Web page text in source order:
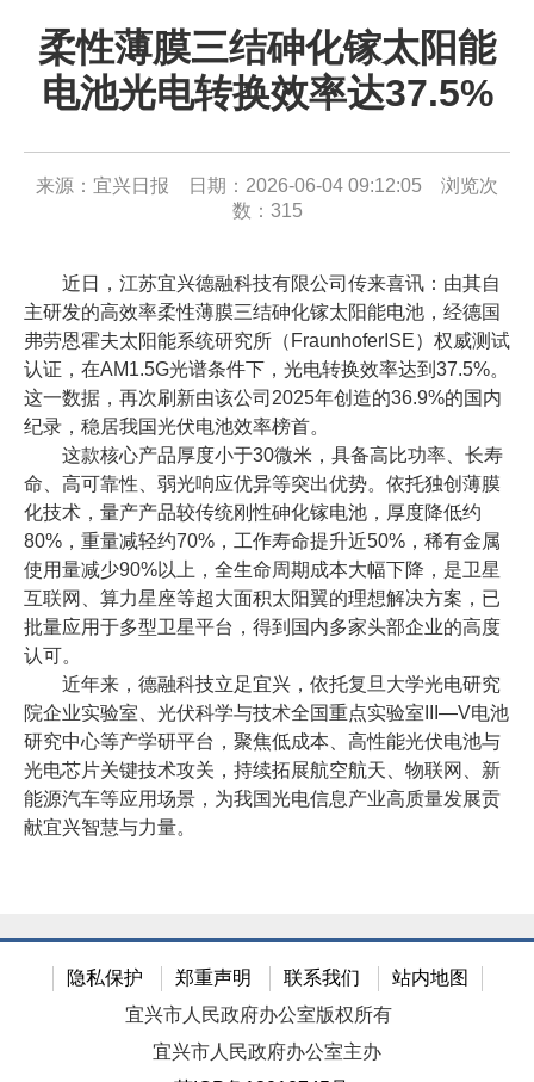
柔性薄膜三结砷化镓太阳能
电池光电转换效率达37.5%
来源：宜兴日报 日期：2026-06-04 09:12:05 浏览次
数： 315
近日，江苏宜兴德融科技有限公司传来喜讯：由其自
主研发的高效率柔性薄膜三结砷化镓太阳能电池，经德国
弗劳恩霍夫太阳能系统研究所（FraunhoferISE）权威测试
认证，在AM1.5G光谱条件下，光电转换效率达到37.5%。
这一数据，再次刷新由该公司2025年创造的36.9%的国内
纪录，稳居我国光伏电池效率榜首。
这款核心产品厚度小于30微米，具备高比功率、长寿
命、高可靠性、弱光响应优异等突出优势。依托独创薄膜
化技术，量产产品较传统刚性砷化镓电池，厚度降低约
80%，重量减轻约70%，工作寿命提升近50%，稀有金属
使用量减少90%以上，全生命周期成本大幅下降，是卫星
互联网、算力星座等超大面积太阳翼的理想解决方案，已
批量应用于多型卫星平台，得到国内多家头部企业的高度
认可。
近年来，德融科技立足宜兴，依托复旦大学光电研究
院企业实验室、光伏科学与技术全国重点实验室III—V电池
研究中心等产学研平台，聚焦低成本、高性能光伏电池与
光电芯片关键技术攻关，持续拓展航空航天、物联网、新
能源汽车等应用场景，为我国光电信息产业高质量发展贡
献宜兴智慧与力量。
隐私保护 郑重声明 联系我们
站内地图
宜兴市人民政府办公室版权所有
宜兴市人民政府办公室主办